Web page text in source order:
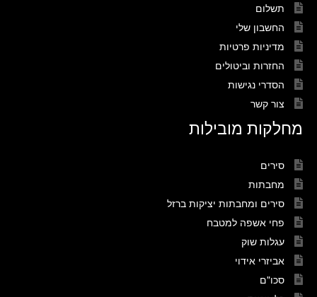
תשלום
החשבון שלי
מדיניות פרטיות
החזרות וביטולים
הסדרי נגישות
צור קשר
מחלקות מובילות
סירים
מחבתות
סירים ומחבתות יציקות ברזל
פחי אשפה למטבח
עגלות שוק
אביזרי אידוי
סכו"ם